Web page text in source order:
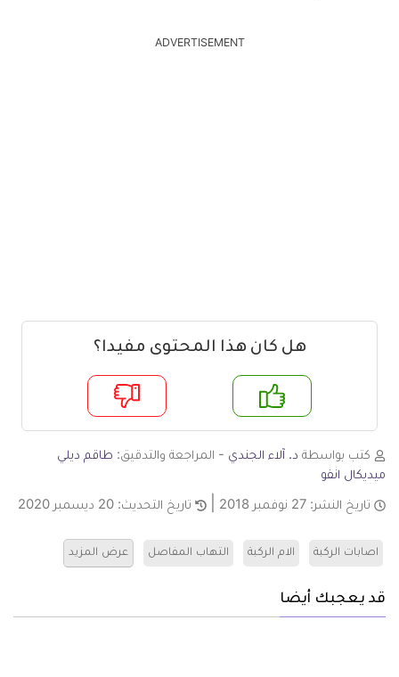
ADVERTISEMENT
هل كان هذا المحتوى مفيدا؟
لا
كتب بواسطة د. آلاء الجندي - المراجعة والتدقيق: طاقم ديلي
ميديكال انفو
تاريخ النشر: 27 نوفمبر 2018 تاريخ التحديث: 20 ديسمبر 2020
اصابات الركبة الام الركبة التهاب المفاصل عرض المزيد
قد يعجبك أيضا